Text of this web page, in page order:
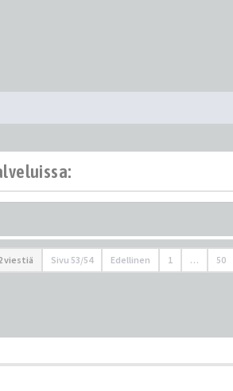
viestiä Sivu 53/54 Edellinen 1 … 50